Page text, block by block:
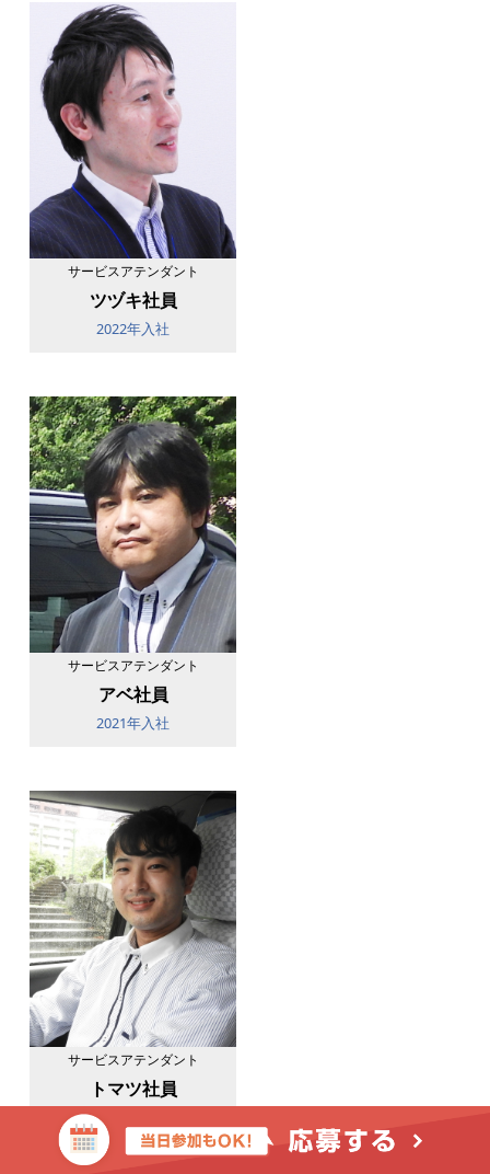
サービスアテンダント
ツヅキ社員
2022年入社
サービスアテンダント
アベ社員
2021年入社
サービスアテンダント
トマツ社員
2022年入社